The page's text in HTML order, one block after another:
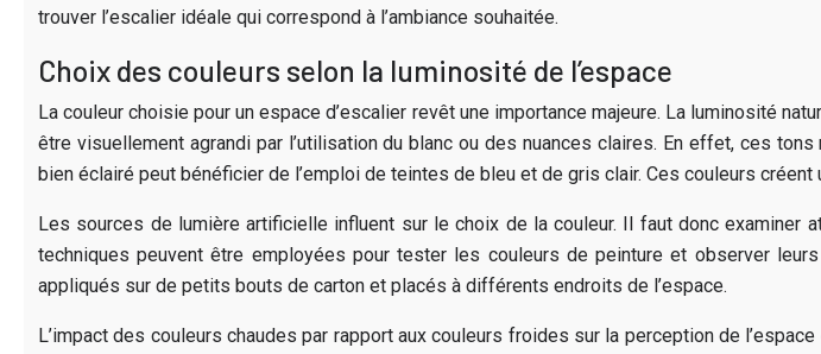
trouver l’escalier idéale qui correspond à l’ambiance souhaitée.
Choix des couleurs selon la luminosité de l’espace
La couleur choisie pour un espace d’escalier revêt une importance majeure. La luminosité
être visuellement agrandi par l’utilisation du blanc ou des nuances claires. En effet, ces
bien éclairé peut bénéficier de l’emploi de teintes de bleu et de gris clair. Ces couleurs
Les sources de lumière artificielle influent sur le choix de la couleur. Il faut donc
techniques peuvent être employées pour tester les couleurs de peinture et observer
appliqués sur de petits bouts de carton et placés à différents endroits de l’espace.
L’impact des couleurs chaudes par rapport aux couleurs froides sur la perception de